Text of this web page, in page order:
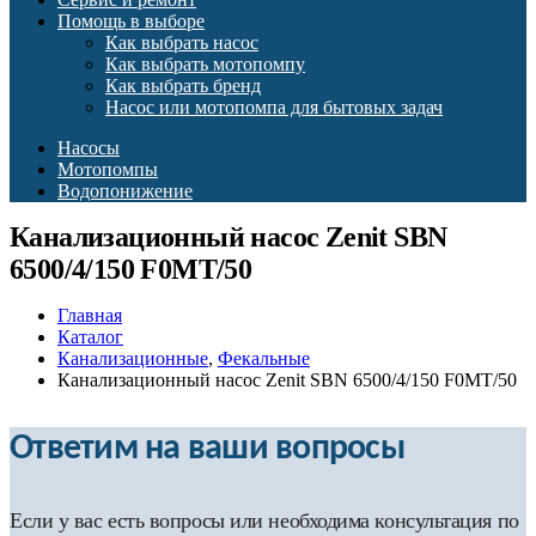
Помощь в выборе
Как выбрать насос
Как выбрать мотопомпу
Как выбрать бренд
Насос или мотопомпа для бытовых задач
Насосы
Мотопомпы
Водопонижение
Канализационный насос Zenit SBN
6500/4/150 F0MT/50
Главная
Каталог
Канализационные, Фекальные
Канализационный насос Zenit SBN 6500/4/150 F0MT/50
Ответим на ваши вопросы
Если у вас есть вопросы или необходима консультация по